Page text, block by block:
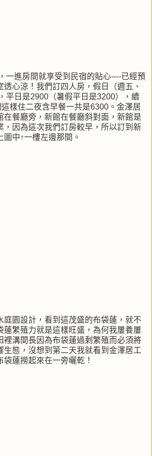
一進房間就享受到民宿的貼心----已經預
透心涼！我們訂四人房，假日（週五、
平日是2900（暑假平日是3200），續
樣住二夜含早餐一共是6300。金澤居
在餐廳旁，新館在餐廳斜對面，新館是
，因為這次我們訂房較早，所以訂到新
中↑一樓左邊那間。
庭園設計，看到這茂盛的布袋蓮，就不
蓮繁殖力就是這樣旺盛，為何我屢養屢
裡溝間長因為布袋蓮過剩繁殖而必須將
生態，沒想到第二天我就看到金澤居工
蓮撈起來在一旁曬乾！